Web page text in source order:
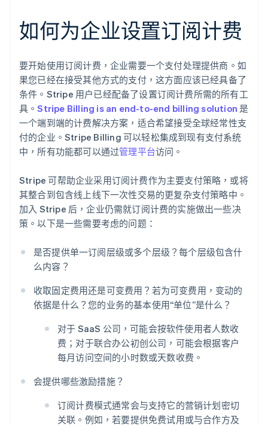
如何为企业设置订阅计费
要开始使用订阅计费，企业需要一个支付处理提供商。如
果您已经在接受其他方式的支付，这方面应该已经具备了
条件。Stripe 用户已经配备了设置订阅计费所需的所有工
具。Stripe Billing is an end-to-end billing solution 是
一个端到端的计费解决方案，适合希望接受全球经常性支
付的企业。Stripe Billing 可以轻松集成到现有支付系统
中，所有功能都可以通过管理平台访问。
Stripe 可帮助企业采用订阅计费作为主要支付策略，或将
其整合到包含线上线下一次性交易的更复杂支付策略中。
加入 Stripe 后，企业仍需就订阅计费的实施做出一些决
策。以下是一些需要考虑的问题：
是否提供单一订阅层级或多个层级？每个层级包含什
么内容？
收取固定费用还是可变费用？若为可变费用，变动的
依据是什么？您的业务的基本使用“单位”是什么？
对于 SaaS 公司，可能会按软件使用者人数收
费；对于联合办公初创公司，可能会根据客户
每月访问空间的小时数或天数收费。
会提供哪些激励措施？
订阅计费模式通常会与支持它的营销计划密切
关联。例如，若要提供免费试用或与合作方及
阿联酋
爱尔兰
English
English
奥地利
Deutsch English
澳大利亚
巴西
保加利亚
English